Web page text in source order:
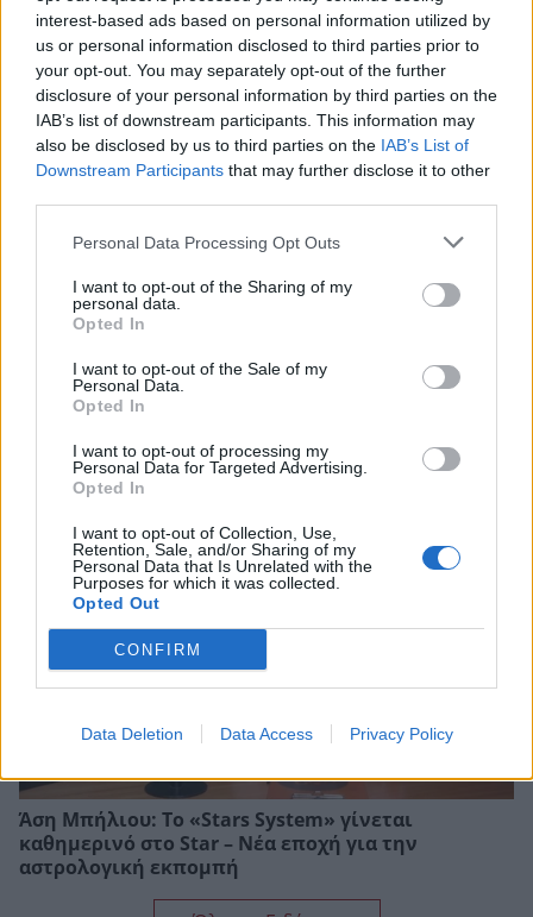
interest-based ads based on personal information utilized by
us or personal information disclosed to third parties prior to
your opt-out. You may separately opt-out of the further
disclosure of your personal information by third parties on the
IAB’s list of downstream participants. This information may
also be disclosed by us to third parties on the IAB’s List of
Downstream Participants that may further disclose it to other
Personal Data Processing Opt Outs
I want to opt-out of the Sharing of my
personal data.
Opted In
I want to opt-out of the Sale of my
Personal Data.
Opted In
I want to opt-out of processing my
Personal Data for Targeted Advertising.
Opted In
I want to opt-out of Collection, Use,
Retention, Sale, and/or Sharing of my
Personal Data that Is Unrelated with the
Purposes for which it was collected.
Opted Out
CONFIRM
Data Deletion Data Access Privacy Policy
Γιάννης Στάνκογλου: Η σπάνια φωτογραφία από
τα νεανικά του χρόνια με μακριά μαλλιά
Σαμαρά – Η οικογένεια τίμησε τη μνήμη της στο Α’
Νεκροταφείο Αθηνών
Άση Μπήλιου: Το «Stars System» γίνεται
καθημερινό στο Star – Νέα εποχή για την
αστρολογική εκπομπή